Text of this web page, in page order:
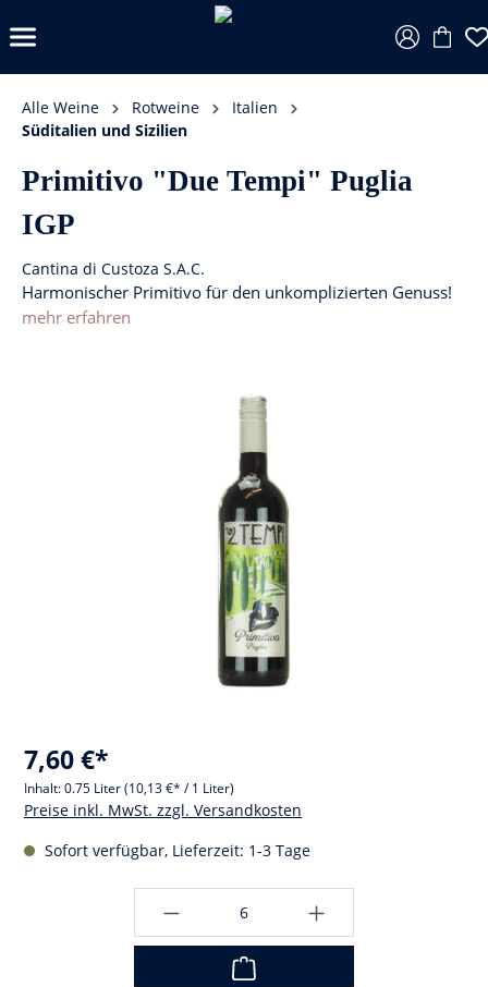
Alle Weine Rotweine
Italien
Süditalien und Sizilien
Primitivo "Due Tempi" Puglia
IGP
Cantina di Custoza S.A.C.
Harmonischer Primitivo für den unkomplizierten Genuss!
mehr erfahren
7,60 €*
Inhalt:0.75 Liter(10,13 €* / 1 Liter)
Preise inkl. MwSt. zzgl. Versandkosten
Sofort verfügbar, Lieferzeit: 1-3 Tage